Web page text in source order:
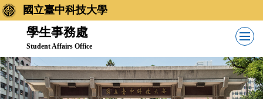
跳
到
內
容
區
國立臺中科技大學
學生事務處
Student Affairs Office